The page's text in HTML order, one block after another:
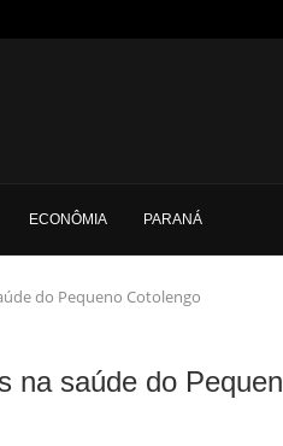
ECONÔMIA PARANÁ
do Pequeno Cotolengo
na saúde do